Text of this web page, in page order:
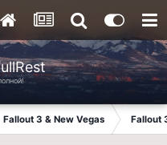
Fallout 3 & New Vegas Fallout